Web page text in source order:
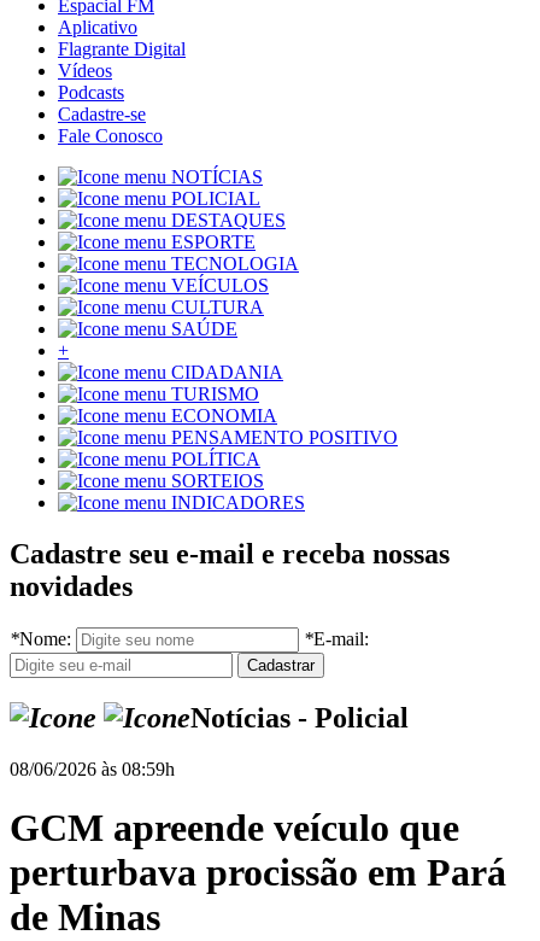
Espacial FM
Aplicativo
Flagrante Digital
Vídeos
Podcasts
Cadastre-se
Fale Conosco
NOTÍCIAS
POLICIAL
DESTAQUES
ESPORTE
TECNOLOGIA
VEÍCULOS
CULTURA
SAÚDE
+
CIDADANIA
TURISMO
ECONOMIA
PENSAMENTO POSITIVO
POLÍTICA
SORTEIOS
INDICADORES
Cadastre seu e-mail e receba nossas
novidades
*Nome: *E-mail:
Notícias - Policial
08/06/2026 às 08:59h
GCM apreende veículo que
perturbava procissão em Pará
de Minas